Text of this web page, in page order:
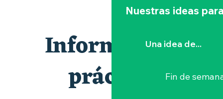
Nuestras ideas
Una idea de...
Fin de
Información
práctica